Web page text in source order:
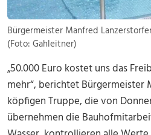
Bürgermeister Manfred
(Foto: Gahleitner)
„50.000 Euro kostet uns das
mehr“, berichtet Bürgermeister
köpfigen Truppe, die von
übernehmen die